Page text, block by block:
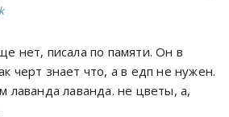
нет, писала по памяти. Он в
черт знает что, а в едп не нужен.
лаванда лаванда. не цветы, а,